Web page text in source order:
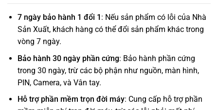
7 ngày bảo hành 1 đổi 1 : Nếu sản phẩm có lỗi của Nhà
Sản Xuất, khách hàng có thể đổi sản phẩm khác trong
vòng 7 ngày.
Bảo hành 30 ngày phần cứng: Bảo hành phần cứng
trong 30 ngày, trừ các bộ phận như nguồn, màn hình,
PIN, Camera, và Vân tay.
Hỗ trợ phần mềm trọn đời máy: Cung cấp hỗ trợ phần